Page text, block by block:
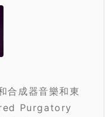
合成器音樂和東
Purgatory